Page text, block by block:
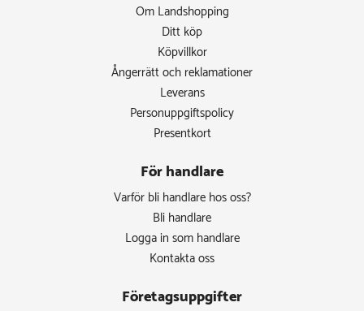
Om Landshopping
Ditt köp
Köpvillkor
Ångerrätt och reklamationer
Leverans
Personuppgiftspolicy
Presentkort
För handlare
Varför bli handlare hos oss?
Bli handlare
Logga in som handlare
Kontakta oss
Företagsuppgifter